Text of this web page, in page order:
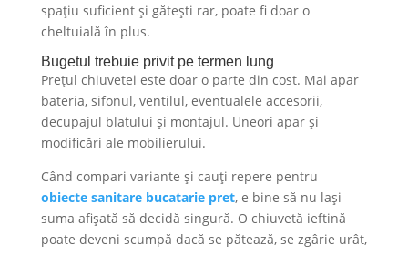
spațiu suficient și gătești rar, poate fi doar o
cheltuială în plus.
Bugetul trebuie privit pe termen lung
Prețul chiuvetei este doar o parte din cost. Mai apar
bateria, sifonul, ventilul, eventualele accesorii,
decupajul blatului și montajul. Uneori apar și
modificări ale mobilierului.
Când compari variante și cauți repere pentru
obiecte sanitare bucatarie pret, e bine să nu lași
suma afișată să decidă singură. O chiuvetă ieftină
poate deveni scumpă dacă se pătează, se zgârie urât,